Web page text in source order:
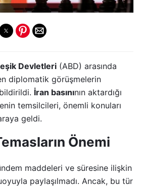
Devletleri (ABD) arasında
diplomatik görüşmelerin
bildirildi. İran basınının aktardığı
temsilcileri, önemli konuları
geldi.
Önemi
maddeleri ve süresine ilişkin
paylaşılmadı. Ancak, bu tür